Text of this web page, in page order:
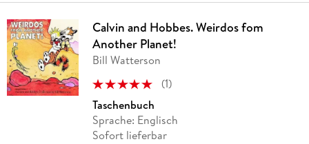
Calvin and Hobbes. Weirdos fom
Another Planet!
Bill Watterson
(1)
Taschenbuch
Sprache: Englisch
Sofort lieferbar